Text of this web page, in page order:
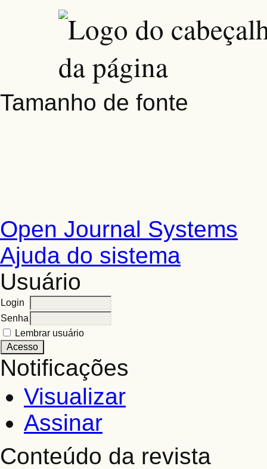
Tamanho de fonte
Open Journal Systems
Ajuda do sistema
Usuário
Login
Senha
Lembrar usuário
Notificações
Visualizar
Assinar
Conteúdo da revista